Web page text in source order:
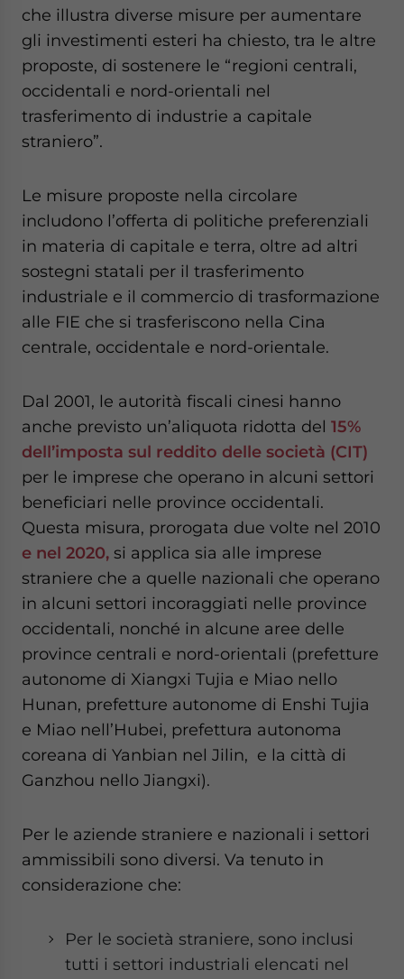
che illustra diverse misure per aumentare
gli investimenti esteri ha chiesto, tra le altre
proposte, di sostenere le “regioni centrali,
occidentali e nord-orientali nel
trasferimento di industrie a capitale
straniero”.
Le misure proposte nella circolare
includono l’offerta di politiche preferenziali
in materia di capitale e terra, oltre ad altri
sostegni statali per il trasferimento
industriale e il commercio di trasformazione
alle FIE che si trasferiscono nella Cina
centrale, occidentale e nord-orientale.
Dal 2001, le autorità fiscali cinesi hanno
anche previsto un’aliquota ridotta del 15%
dell’imposta sul reddito delle società (CIT)
per le imprese che operano in alcuni settori
beneficiari nelle province occidentali.
Questa misura, prorogata due volte nel 2010
e nel 2020, si applica sia alle imprese
straniere che a quelle nazionali che operano
in alcuni settori incoraggiati nelle province
occidentali, nonché in alcune aree delle
province centrali e nord-orientali (prefetture
autonome di Xiangxi Tujia e Miao nello
Hunan, prefetture autonome di Enshi Tujia
e Miao nell’Hubei, prefettura autonoma
coreana di Yanbian nel Jilin, e la città di
Ganzhou nello Jiangxi).
Per le aziende straniere e nazionali i settori
ammissibili sono diversi. Va tenuto in
considerazione che:
Per le società straniere, sono inclusi
tutti i settori industriali elencati nel